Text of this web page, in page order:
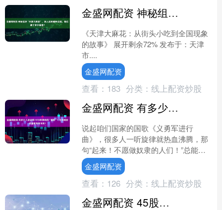
金盛网配资 神秘组织“天津大麻花”，没人买却遍布全国，背后藏了多少秘密？
《天津大麻花：从街头小吃到全国现象
的故事》 展开剩余72% 发布于：天津
市....
金盛网配资
查看： 183 分类： 线上配资炒股
金盛网配资 有多少人还记得1978年修改的“国歌”？它与现在的国歌有何不同？
说起咱们国家的国歌《义勇军进行
曲》，很多人一听旋律就热血沸腾，那
句“起来！不愿做奴隶的人们！”总能勾
起老一辈的回忆。 可你知道吗，这首歌
从1935年诞生到现在，....
金盛网配资
查看： 126 分类： 线上配资炒股
金盛网配资 45股特大单净流入超2亿元